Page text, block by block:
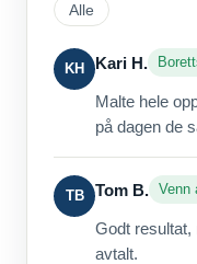
Alle
KH Kari H.
Malte hele
på dagen de
TB Tom B. Venn
Godt resultat,
avtalt.